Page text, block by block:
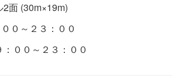
2面 (30m×19m)
０～２３：００
～２３：００